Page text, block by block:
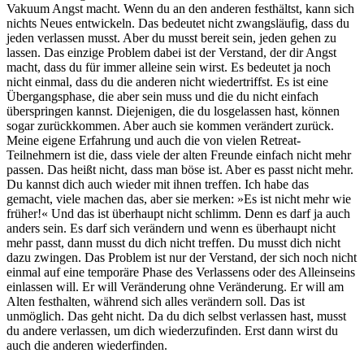
Vakuum Angst macht. Wenn du an den anderen festhältst, kann sich
nichts Neues entwickeln. Das bedeutet nicht zwangsläufig, dass du
jeden verlassen musst. Aber du musst bereit sein, jeden gehen zu
lassen. Das einzige Problem dabei ist der Verstand, der dir Angst
macht, dass du für immer alleine sein wirst. Es bedeutet ja noch
nicht einmal, dass du die anderen nicht wiedertriffst. Es ist eine
Übergangsphase, die aber sein muss und die du nicht einfach
überspringen kannst. Diejenigen, die du losgelassen hast, können
sogar zurückkommen. Aber auch sie kommen verändert zurück.
Meine eigene Erfahrung und auch die von vielen Retreat-
Teilnehmern ist die, dass viele der alten Freunde einfach nicht mehr
passen. Das heißt nicht, dass man böse ist. Aber es passt nicht mehr.
Du kannst dich auch wieder mit ihnen treffen. Ich habe das
gemacht, viele machen das, aber sie merken: »Es ist nicht mehr wie
früher!« Und das ist überhaupt nicht schlimm. Denn es darf ja auch
anders sein. Es darf sich verändern und wenn es überhaupt nicht
mehr passt, dann musst du dich nicht treffen. Du musst dich nicht
dazu zwingen. Das Problem ist nur der Verstand, der sich noch nicht
einmal auf eine temporäre Phase des Verlassens oder des Alleinseins
einlassen will. Er will Veränderung ohne Veränderung. Er will am
Alten festhalten, während sich alles verändern soll. Das ist
unmöglich. Das geht nicht. Da du dich selbst verlassen hast, musst
du andere verlassen, um dich wiederzufinden. Erst dann wirst du
auch die anderen wiederfinden.